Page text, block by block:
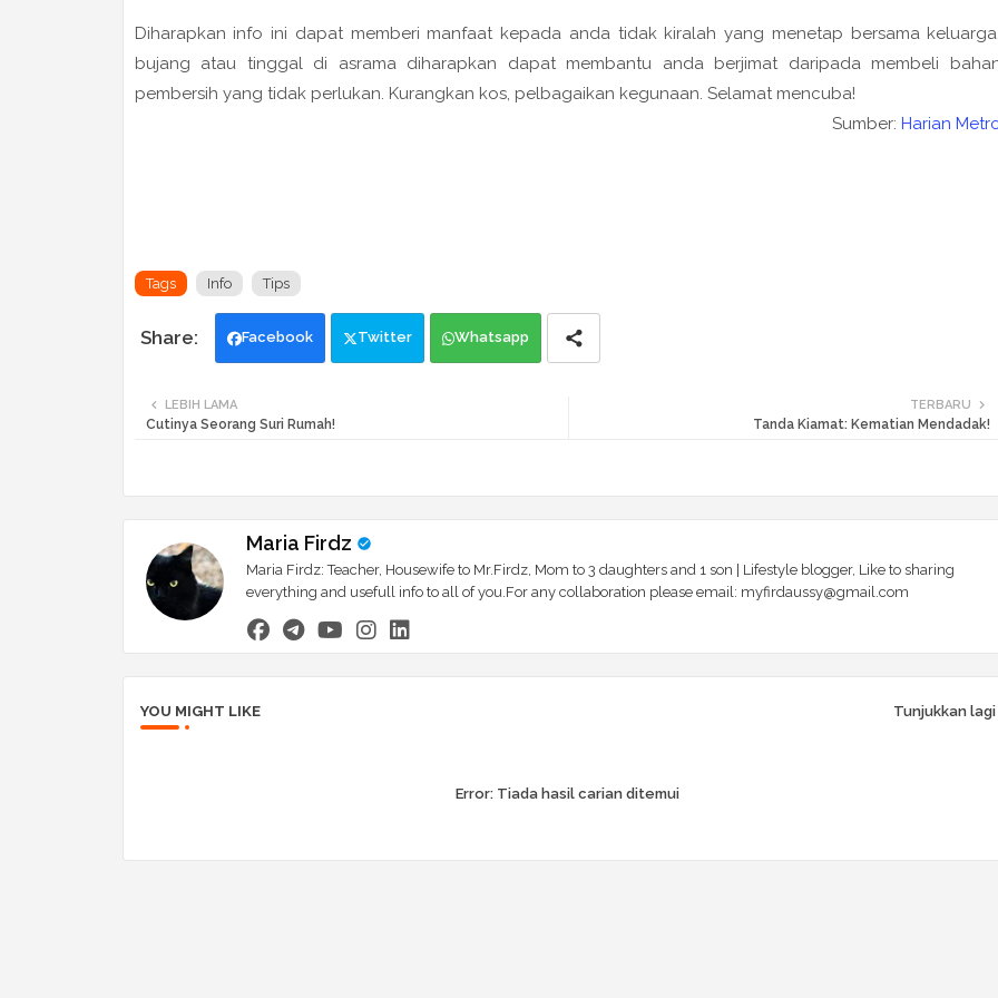
Diharapkan info ini dapat memberi ­manfaat kepada anda tidak kiralah yang menetap bersama keluarga,
bujang atau tinggal di asrama diharapkan dapat membantu anda berjimat daripada membeli
pembersih yang tidak perlukan. Kurangkan kos, pelbagaikan kegunaan. Selamat mencuba!
Sumber: Harian
Tags Info Tips
Facebook Twitter Whatsapp
TERBARU
Tanda Kiamat: Kematian Mendadak!
LEBIH LAMA
Cutinya Seorang Suri Rumah!
Maria Firdz
Maria Firdz: Teacher, Housewife to Mr.Firdz, Mom to 3 daughters and 1 son | Lifestyle blogger, Like to sharing
everything and usefull info to all of you.For any collaboration please email: myfirdaussy@gmail.com
YOU MIGHT LIKE Tunjukkan lagi
Error: Tiada hasil carian ditemui